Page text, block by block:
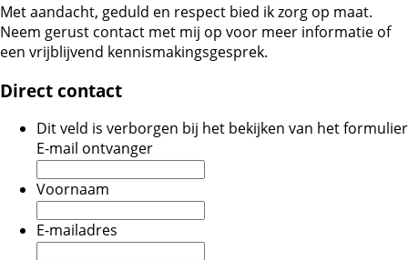
Met aandacht, geduld en respect bied ik zorg op maat.
Neem gerust contact met mij op voor meer informatie of
een vrijblijvend kennismakingsgesprek.
Direct contact
Dit veld is verborgen bij het bekijken van het formulier
E-mail ontvanger
Voornaam
E-mailadres